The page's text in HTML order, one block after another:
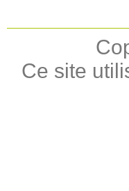
Ce site